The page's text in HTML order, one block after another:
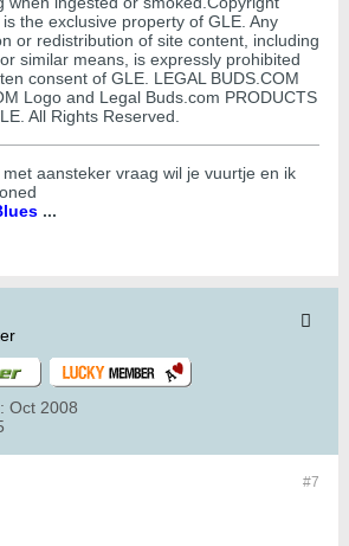
the exclusive property of GLE. Any
or redistribution of site content, including
similar means, is expressly prohibited
consent of GLE. LEGAL BUDS.COM
Logo and Legal Buds.com PRODUCTS
All Rights Reserved.
aansteker vraag wil je vuurtje en ik
...
Oct 2008
#7